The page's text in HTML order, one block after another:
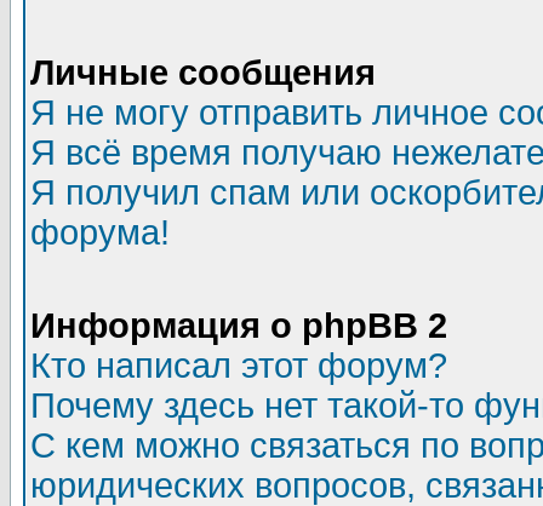
Личные сообщения
Я не могу отправить личное
Я всё время получаю
Я получил спам или
форума!
Информация о phpBB 2
Кто написал этот форум?
Почему здесь нет такой-то
С кем можно связаться по
юридических вопросов,